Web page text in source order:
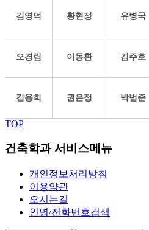
김영덕 황현정 유병국
오경림 이동환 김주호
김용희 권은정 박범준
TOP
건축학과 서비스메뉴
개인정보처리방침
이용약관
오시는길
인명/전화번호검색